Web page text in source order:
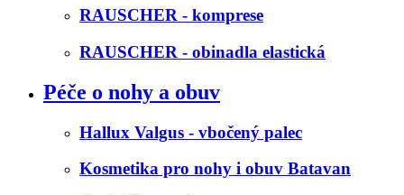
RAUSCHER - komprese
RAUSCHER - obinadla elastická
Péče o nohy a obuv
Hallux Valgus - vbočený palec
Kosmetika pro nohy i obuv Batavan